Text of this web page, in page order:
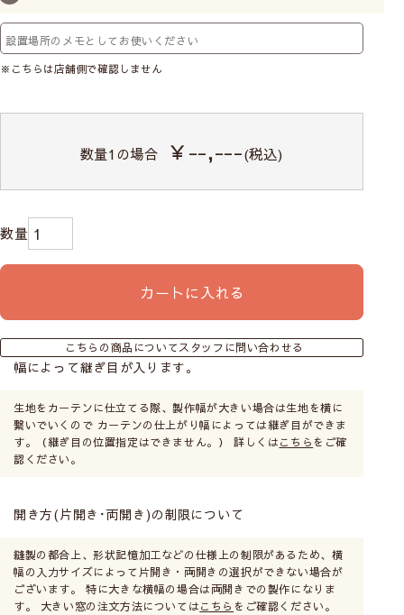
※こちらは店舗側で確認しません
数量1の場合 ￥--,---(税込)
カートに入れる
こちらの商品についてスタッフに問い合わせる
幅によって継ぎ目が入ります。
生地をカーテンに仕立てる際、製作幅が大きい場合は生地を横に
繋いでいくので カーテンの仕上がり幅によっては継ぎ目ができま
す。（継ぎ目の位置指定はできません。） 詳しくはこちら をご確
認ください。
開き方(片開き･両開き)の制限について
縫製の都合上、形状記憶加工などの仕様上の制限があるため、横
幅の入力サイズによって片開き・両開きの選択ができない場合が
ございます。 特に大きな横幅の場合は両開きでの製作になりま
す。 大きい窓の注文方法についてはこちら をご確認ください。